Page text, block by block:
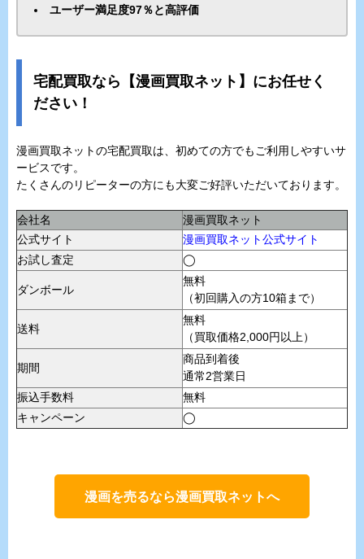
ユーザー満足度97％と高評価
宅配買取なら【漫画買取ネット】にお任せく
ださい！
漫画買取ネットの宅配買取は、初めての方でもご利用しやすいサ
ービスです。
たくさんのリピーターの方にも大変ご好評いただいております。
会社名
漫画買取ネット
公式サイト
漫画買取ネット公式サイト
お試し査定
◯
ダンボール
無料
（初回購入の方10箱まで）
送料
無料
（買取価格2,000円以上）
期間
商品到着後
通常2営業日
振込手数料
無料
キャンペーン
◯
漫画を売るなら漫画買取ネットへ